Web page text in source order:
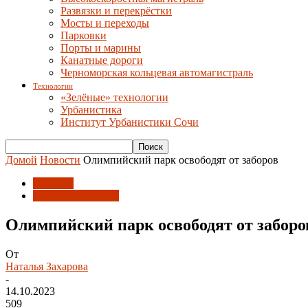
Развязки и перекрёстки
Мосты и переходы
Парковки
Порты и марины
Канатные дороги
Черноморская кольцевая автомагистраль
Технологии
«Зелёные» технологии
Урбанистика
Институт Урбанистики Сочи
Домой Новости Олимпийский парк освободят от заборов
Олимпийский парк освободят от
От
Наталья Захарова
-
14.10.2023
509